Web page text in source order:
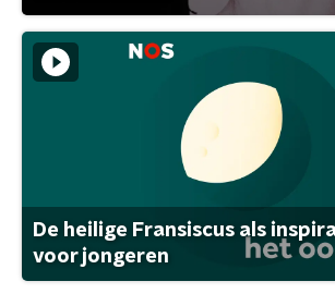
De heilige Fransiscus als
voor jongeren